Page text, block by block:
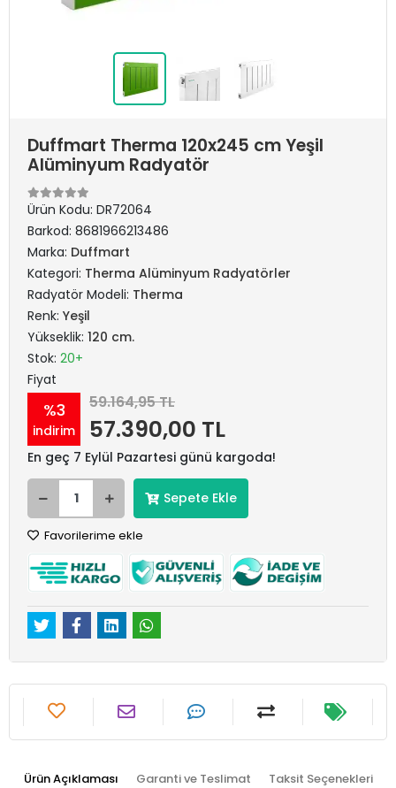
Duffmart Therma 120x245 cm Yeşil
Alüminyum Radyatör
Ürün Kodu: DR72064
Barkod: 8681966213486
Marka: Duffmart
Kategori: Therma Alüminyum Radyatörler
Radyatör Modeli: Therma
Renk: Yeşil
Yükseklik: 120 cm.
Stok: 20+
Fiyat
%3
indirim
59.164,95 TL
57.390,00 TL
En geç 7 Eylül Pazartesi günü kargoda!
Sepete Ekle
Favorilerime ekle
Ürün Açıklaması Garanti ve Teslimat Taksit Seçenekleri